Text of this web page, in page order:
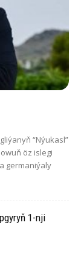
“Nýukasl”
öz islegi
germaniýaly
1-nji